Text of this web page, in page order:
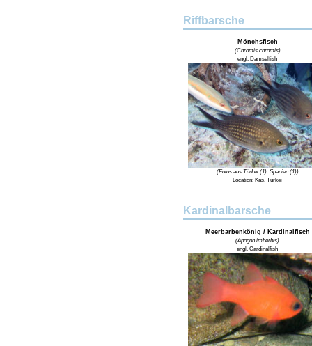
Riffbarsche
Mönchsfisch
(Chromis chromis)
engl. Damselfish
(Fotos aus Türkei (1), Spanien (1))
Location: Kas, Türkei
Kardinalbarsche
Meerbarbenkönig / Kardinalfisch
(Apogon imberbis)
engl. Cardinalfish